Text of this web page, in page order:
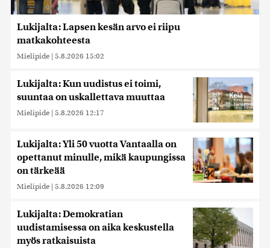
Lukijalta: Lapsen kesän arvo ei riipu
matkakohteesta
Mielipide | 5.8.2026 15:02
Lukijalta: Kun uudistus ei toimi,
suuntaa on uskallettava muuttaa
Mielipide | 5.8.2026 12:17
Lukijalta: Yli 50 vuotta Vantaalla on
opettanut minulle, mikä kaupungissa
on tärkeää
Mielipide | 5.8.2026 12:09
Lukijalta: Demokratian
uudistamisessa on aika keskustella
myös ratkaisuista